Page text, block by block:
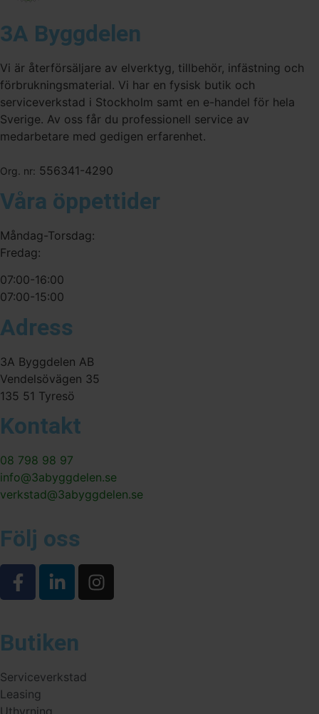
3A Byggdelen
Vi är återförsäljare av elverktyg, tillbehör, infästning och
förbrukningsmaterial. Vi har en fysisk butik och
serviceverkstad i Stockholm samt en e-handel för hela
Sverige. Av oss får du professionell service av
medarbetare med gedigen erfarenhet.
Org. nr: 556341-4290
Våra öppettider
Måndag-Torsdag:
Fredag:
07:00-16:00
07:00-15:00
Adress
3A Byggdelen AB
Vendelsövägen 35
135 51 Tyresö
Kontakt
08 798 98 97
info@3abyggdelen.se
verkstad@3abyggdelen.se
Följ oss
Butiken
Serviceverkstad
Leasing